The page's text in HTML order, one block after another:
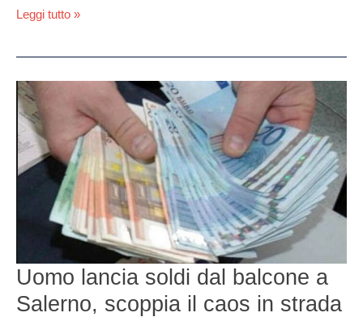
del
Leggi tutto »
Uomo lancia soldi dal balcone a
Salerno, scoppia il caos in strada
Uomo
lancia
soldi
dal
balcone
a
Salerno,
scoppia
strada